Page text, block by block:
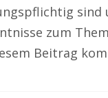
sind
zum
Beitrag